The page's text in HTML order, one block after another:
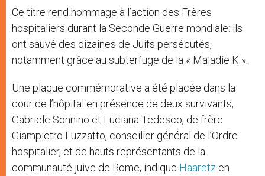
Ce titre rend hommage à l’action des Frères
hospitaliers durant la Seconde Guerre mondiale: ils
ont sauvé des dizaines de Juifs persécutés,
notamment grâce au subterfuge de la « Maladie K ».
Une plaque commémorative a été placée dans la
cour de l’hôpital en présence de deux survivants,
Gabriele Sonnino et Luciana Tedesco, de frère
Giampietro Luzzatto, conseiller général de l’Ordre
hospitalier, et de hauts représentants de la
communauté juive de Rome, indique Haaretz en